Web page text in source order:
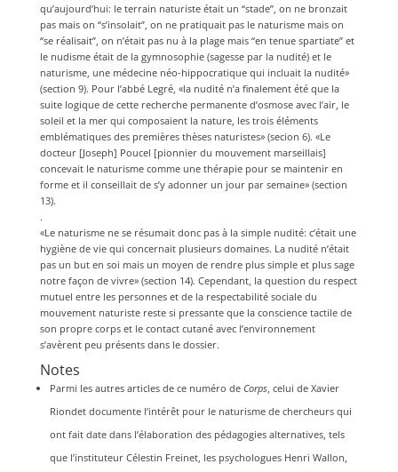
qu’aujourd’hui: le terrain naturiste était un “stade”, on ne bronzait
pas mais on “s’insolait”, on ne pratiquait pas le naturisme mais on
“se réalisait”, on n’était pas nu à la plage mais “en tenue spartiate” et
le nudisme était de la gymnosophie (sagesse par la nudité) et le
naturisme, une médecine néo-hippocratique qui incluait la nudité»
(section 9). Pour l’abbé Legré, «la nudité n’a finalement été que la
suite logique de cette recherche permanente d’osmose avec l’air, le
soleil et la mer qui composaient la nature, les trois éléments
emblématiques des premières thèses naturistes» (secion 6). «Le
docteur [Joseph] Poucel [pionnier du mouvement marseillais]
concevait le naturisme comme une thérapie pour se maintenir en
forme et il conseillait de s’y adonner un jour par semaine» (section
13).
.
«Le naturisme ne se résumait donc pas à la simple nudité: c’était une
hygiène de vie qui concernait plusieurs domaines. La nudité n’était
pas un but en soi mais un moyen de rendre plus simple et plus sage
notre façon de vivre» (section 14). Cependant, la question du respect
mutuel entre les personnes et de la respectabilité sociale du
mouvement naturiste reste si pressante que la conscience tactile de
son propre corps et le contact cutané avec l’environnement
s’avèrent peu présents dans le dossier.
Notes
Parmi les autres articles de ce numéro de Corps, celui de Xavier
Riondet documente l’intérêt pour le naturisme de chercheurs qui
ont fait date dans l’élaboration des pédagogies alternatives, tels
que l’instituteur Célestin Freinet, les psychologues Henri Wallon,